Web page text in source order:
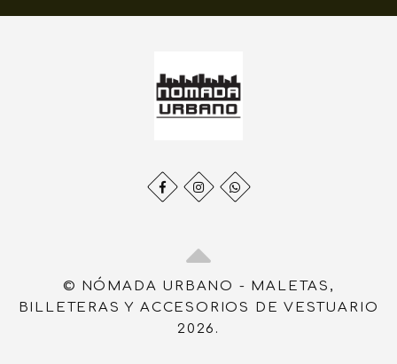
© NÓMADA URBANO - MALETAS,
BILLETERAS Y ACCESORIOS DE VESTUARIO
2026.